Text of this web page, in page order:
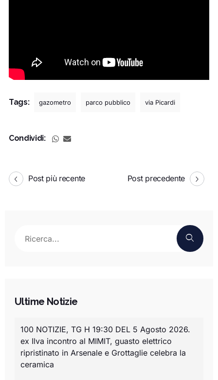
Tags: gazometro parco pubblico via Picardi
Condividi:
Post più recente Post precedente
Ultime Notizie
100 NOTIZIE, TG H 19:30 DEL 5 Agosto 2026.
ex Ilva incontro al MIMIT, guasto elettrico
ripristinato in Arsenale e Grottaglie celebra la
ceramica